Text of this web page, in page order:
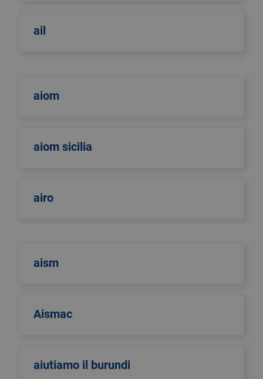
ail
aiom
aiom sicilia
airo
aism
Aismac
aiutiamo il burundi